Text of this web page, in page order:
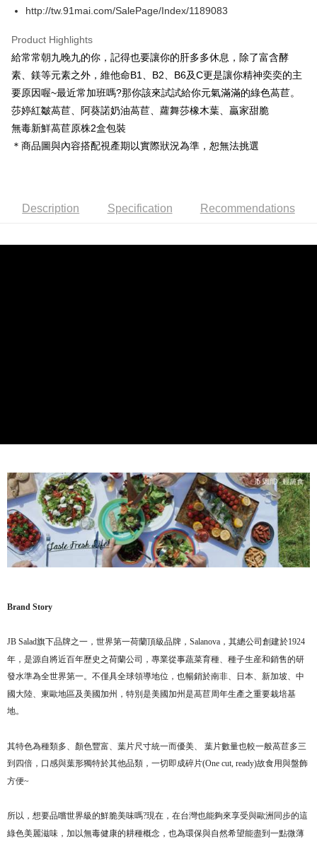
http://tw.91mai.com/SalePage/Index/1189083
Product Highlights
給常常朝九晚九的你，記得也要讓你的肝多多休息，除了富含酵
素、鎂等元素之外，維他命B1、B2、B6及C更是讓你精神奕奕的主
要原因喔~最近常加班嗎?那你該來試試給你元氣滿滿的綠色萵苣。
莎婷紅皺萵苣、阿葵諾奶油萵苣、蘿舞莎橡木葉、贏家甜脆
無毒新鮮萵苣原株2盒包裝
＊商品圖與內容搭配視產期以實際狀況為準，恕無法挑選
Description Specification Recommendations
Brand Story
JB Salad旗下品牌之一，世界第一荷蘭頂級品牌，Salanova，其總公司創建於1924
年，是源自將近百年歷史之荷蘭公司，專業從事蔬菜育種、種子生産和銷售的研
發水準為全世界第一。不僅具全球領導地位，也暢銷於南非、日本、新加坡、中
國大陸、東歐地區及美國加州，特別是美國加州是萵苣周年生產之重要栽培基
地。
其特色為種類多、顏色豐富、葉片尺寸統一而優美、 葉片數量也較一般萵苣多三
到四倍，口感與葉形獨特於其他品類，一切即成碎片(One cut, ready)故食用與盤飾
方便~
所以，想要品嚐世界級的鮮脆美味嗎?現在，在台灣也能夠來享受與歐洲同步的這
綠色美麗滋味，加以無毒健康的耕種概念，也為環保與自然希望能盡到一點微薄